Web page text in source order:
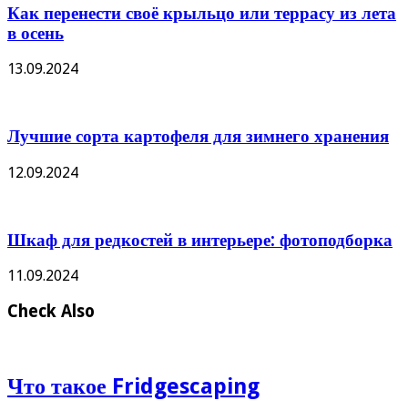
Как перенести своё крыльцо или террасу из лета
в осень
13.09.2024
Лучшие сорта картофеля для зимнего хранения
12.09.2024
Шкаф для редкостей в интерьере: фотоподборка
11.09.2024
Check Also
Что такое Fridgescaping